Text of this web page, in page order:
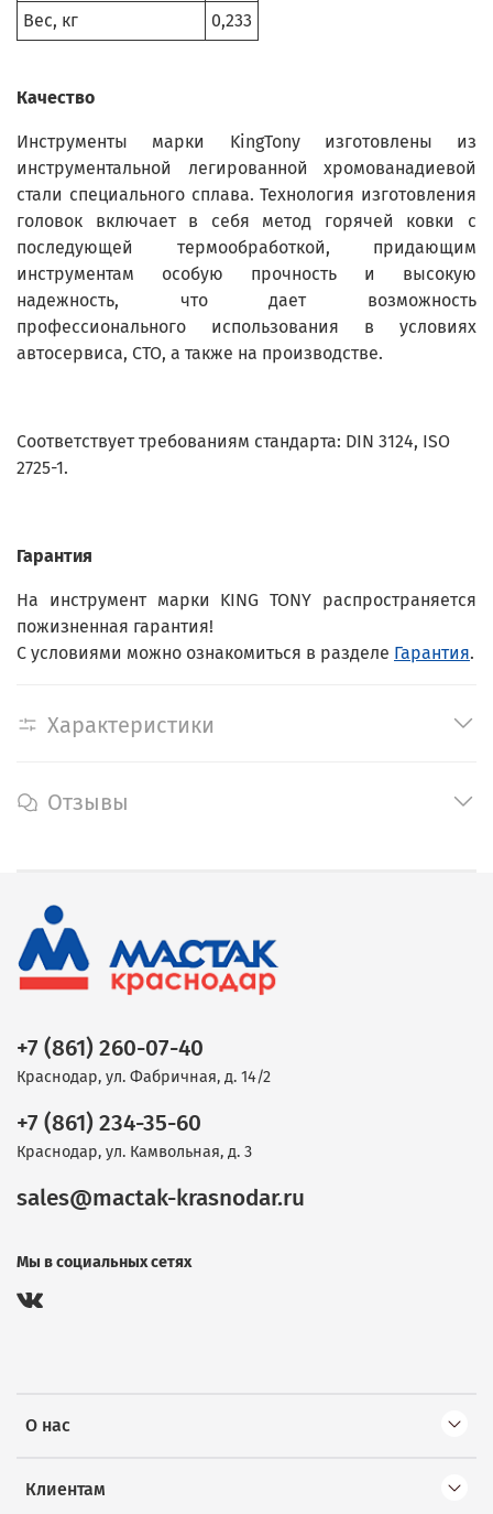
Вес, кг
0,233
Качество
Инструменты марки KingTony изготовлены из
инструментальной легированной хромованадиевой
стали специального сплава. Технология изготовления
головок включает в себя метод горячей ковки с
последующей термообработкой, придающим
инструментам особую прочность и высокую
надежность, что дает возможность
профессионального использования в условиях
автосервиса, СТО, а также на производстве.
Соответствует требованиям стандарта: DIN 3124, ISO
2725-1.
Гарантия
На инструмент марки KING TONY распространяется
пожизненная гарантия!
С условиями можно ознакомиться в разделе Гарантия.
Характеристики
Отзывы
О нас
Клиентам
+7 (861) 260-07-40
Краснодар, ул. Фабричная, д. 14/2
+7 (861) 234-35-60
Краснодар, ул. Камвольная, д. 3
sales@mactak-krasnodar.ru
Мы в социальных сетях